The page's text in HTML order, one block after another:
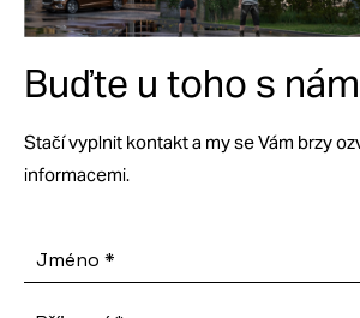
Buďte u toho s
Stačí vyplnit kontakt a my se Vám brzy
informacemi.
Jméno *